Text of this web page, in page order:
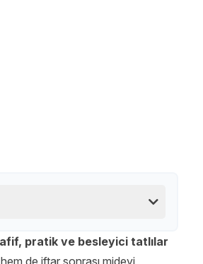
pratik ve besleyici tatlılar
de iftar sonrası mideyi